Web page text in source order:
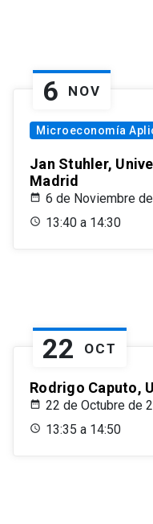
6 NOV
Microeconomía
Jan Stuhler,
Madrid
6 de Noviembre
13:40 a 14:30
22 OCT
Rodrigo Caputo,
22 de Octubre de
13:35 a 14:50